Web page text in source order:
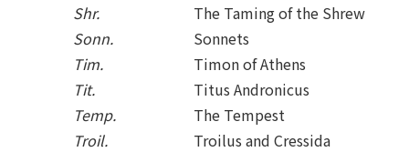
Shr.
The Taming of the Shrew
Sonn.
Sonnets
Tim.
Timon of Athens
Tit.
Titus Andronicus
Temp.
The Tempest
Troil.
Troilus and Cressida